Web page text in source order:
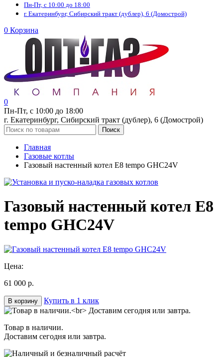
Пн-Пт, с 10:00 до 18:00
г. Екатеринбург, Сибирский тракт (дублер), 6 (Домострой)
0 Корзина
0
Пн-Пт, с 10:00 до 18:00
г. Екатеринбург, Сибирский тракт (дублер), 6 (Домострой)
Поиск
Главная
Газовые котлы
Газовый настенный котел E8 tempo GHC24V
Газовый настенный котел E8
tempo GHC24V
Цена:
61 000 р.
В корзину Купить в 1 клик
Товар в наличии.
Доставим сегодня или завтра.